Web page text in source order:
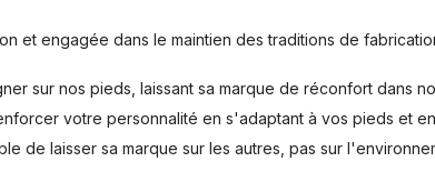
et engagée dans le maintien des traditions de
sur nos pieds, laissant sa marque de réconfort dans
votre personnalité en s'adaptant à vos pieds et
de laisser sa marque sur les autres, pas sur